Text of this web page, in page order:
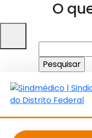
O
por: